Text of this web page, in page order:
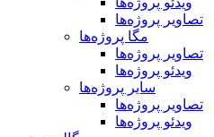
تصاویر پروژه‌ها
مگا پروژه‌ها
تصاویر پروژه‌ها
ویدئو پروژه‌ها
سایر پروژه‌ها
تصاویر پروژه‌ها
ویدئو پروژه‌ها